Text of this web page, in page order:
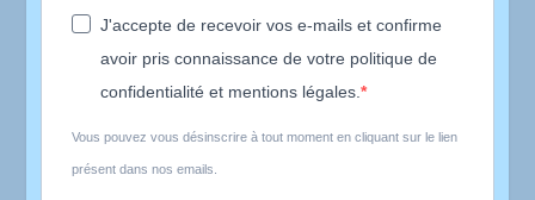
J'accepte de recevoir vos e-mails et confirme
avoir pris connaissance de votre politique de
confidentialité et mentions légales.
Vous pouvez vous désinscrire à tout moment en cliquant sur le lien
présent dans nos emails.